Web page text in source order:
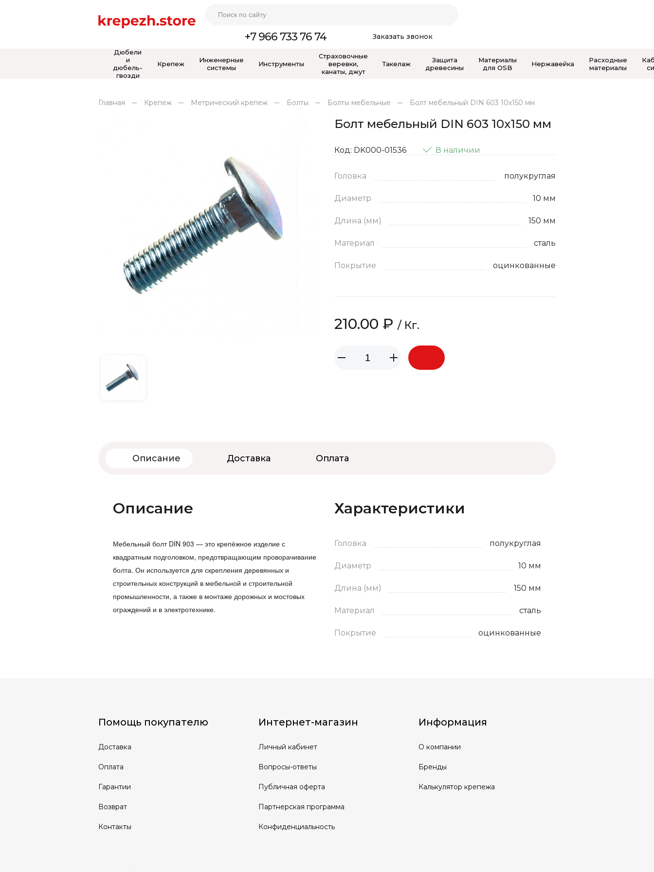
+7 966 733 76 74 Заказать звонок
Дюбели
и
дюбель-
гвозди
Крепеж
Инженерные
системы
Инструменты
Страховочные
веревки,
канаты, джут
Такелаж
Защита
древесины
Материалы
для OSB
Нержавейка
Расходные
материалы
Главная Крепеж Метрический крепеж Болты Болты мебельные Болт мебельный DIN 603 10х150 мм
Болт мебельный DIN 603 10х150 мм
Код: DK000-01536 В наличии
Головка полукруглая
Диаметр 10 мм
Длина (мм) 150 мм
Материал сталь
Покрытие оцинкованные
210.00 ₽ / Кг.
Описание Доставка Оплата
Описание
Мебельный болт DIN 903 — это крепёжное изделие с
квадратным подголовком, предотвращающим проворачивание
болта. Он используется для скрепления деревянных и
строительных конструкций в мебельной и строительной
промышленности, а также в монтаже дорожных и мостовых
ограждений и в электротехнике.
Характеристики
Головка полукруглая
Диаметр 10 мм
Длина (мм) 150 мм
Материал сталь
Покрытие оцинкованные
Помощь покупателю
Доставка
Оплата
Гарантии
Возврат
Контакты
Интернет-магазин
Личный кабинет
Вопросы-ответы
Публичная оферта
Партнерская программа
Конфиденциальность
Информация
О компании
Бренды
Калькулятор крепежа